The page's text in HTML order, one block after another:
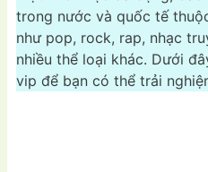
trong nước và quốc tế
như pop, rock, rap, nhạc
nhiều thể loại khác. Dưới
vip để bạn có thể trải